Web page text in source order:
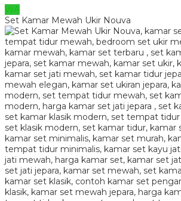
WA
Set Kamar Mewah Ukir Nouva